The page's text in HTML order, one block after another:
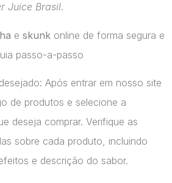
Juice Brasil.
e skunk online de forma segura e
passo-a-passo
Após entrar em nosso site
de produtos e selecione a
deseja comprar. Verifique as
sobre cada produto, incluindo
e descrição do sabor.